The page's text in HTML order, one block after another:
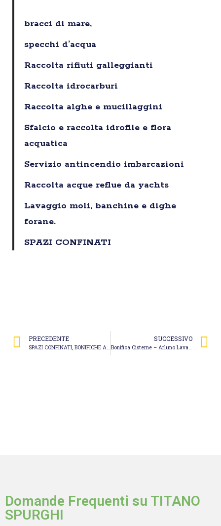
bracci di mare,
specchi d’acqua
Raccolta rifiuti galleggianti
Raccolta idrocarburi
Raccolta alghe e mucillaggini
Sfalcio e raccolta idrofile e flora
acquatica
Servizio antincendio imbarcazioni
Raccolta acque reflue da yachts
Lavaggio moli, banchine e dighe
forane.
SPAZI CONFINATI
PRECEDENTE
SPAZI CONFINATI, BONIFICHE AMBIENTALI, CISTERNE, SERBATOI GASOLIO, FORLI’
SUCCESSIVO
Bonifica Cisterne – Arluno Lavaggi Arluno
Domande Frequenti su TITANO
SPURGHI